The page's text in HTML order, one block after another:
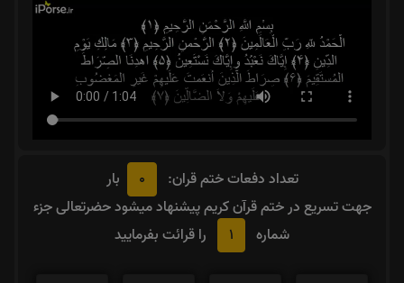
تعداد دفعات ختم قران: 0
بار
جهت تسریع در ختم قرآن کریم پیشنهاد میشود حضرتعالی جزء
شماره
1 را قرائت بفرمایید